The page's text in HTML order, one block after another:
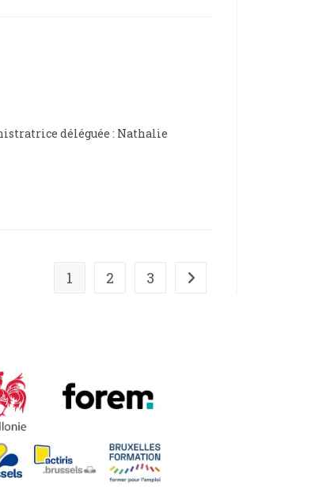
déléguée : Nathalie
1 2 3 Aller à la page suivante